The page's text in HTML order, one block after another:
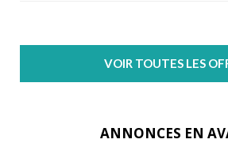
VOIR TOUTES LES
ANNONCES EN